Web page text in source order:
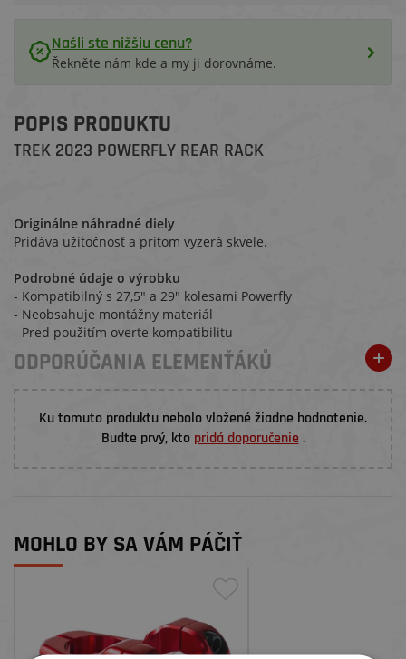
Našli ste nižšiu cenu?
Řekněte nám kde a my ji dorovnáme.
POPIS PRODUKTU
TREK 2023 POWERFLY REAR RACK
Originálne náhradné diely
Pridáva užitočnosť a pritom vyzerá skvele.
Podrobné údaje o výrobku
- Kompatibilný s 27,5" a 29" kolesami Powerfly
- Neobsahuje montážny materiál
- Pred použitím overte kompatibilitu
ODPORÚČANIA ELEMENŤÁKŮ
Ku tomuto produktu nebolo vložené žiadne hodnotenie.
Budte prvý, kto pridá doporučenie .
MOHLO BY SA VÁM PÁČIŤ